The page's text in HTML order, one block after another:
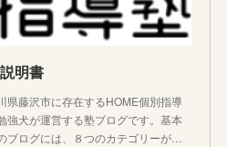
明書
県藤沢市に存在するHOME個別指導
強犬が運営する塾ブログです。基本
ブログには、８つのカテゴリーが…